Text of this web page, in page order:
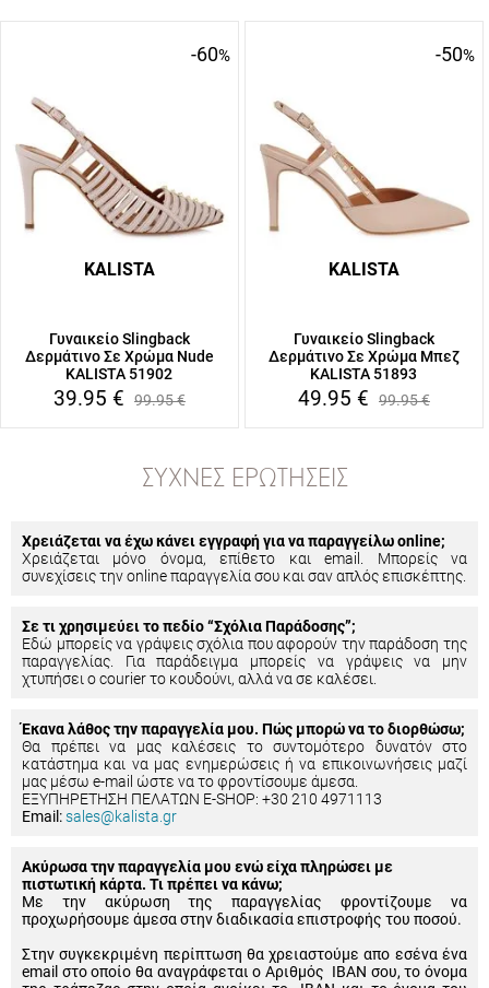
-60%
KALISTA
Γυναικείο Slingback
Δερμάτινο Σε Χρώμα Nude
KALISTA 51902
39.95 € 99.95€
-50%
KALISTA
Γυναικείο Slingback
Δερμάτινο Σε Χρώμα Μπεζ
KALISTA 51893
49.95 € 99.95€
ΣΥΧΝΈΣ ΕΡΩΤΉΣΕΙΣ
Χρειάζεται να έχω κάνει εγγραφή για να παραγγείλω online;
Χρειάζεται μόνο όνομα, επίθετο και email. Μπορείς να
συνεχίσεις την online παραγγελία σου και σαν απλός επισκέπτης.
Σε τι χρησιμεύει το πεδίο “Σχόλια Παράδοσης”;
Εδώ μπορείς να γράψεις σχόλια που αφορούν την παράδοση της
παραγγελίας. Για παράδειγμα μπορείς να γράψεις να μην
χτυπήσει ο courier το κουδούνι, αλλά να σε καλέσει.
Έκανα λάθος την παραγγελία μου. Πώς μπορώ να το διορθώσω;
Θα πρέπει να μας καλέσεις το συντομότερο δυνατόν στο
κατάστημα και να μας ενημερώσεις ή να επικοινωνήσεις μαζί
μας μέσω e-mail ώστε να το φροντίσουμε άμεσα.
ΕΞΥΠΗΡΕΤΗΣΗ ΠΕΛΑΤΩΝ E-SHOP: +30 210 4971113
Email:sales@kalista.gr
Ακύρωσα την παραγγελία μου ενώ είχα πληρώσει με
πιστωτική κάρτα. Τι πρέπει να κάνω;
Με την ακύρωση της παραγγελίας φροντίζουμε να
προχωρήσουμε άμεσα στην διαδικασία επιστροφής του ποσού.
Στην συγκεκριμένη περίπτωση θα χρειαστούμε απο εσένα ένα
email στο οποίο θα αναγράφεται ο Αριθμός IBAN σου, το όνομα